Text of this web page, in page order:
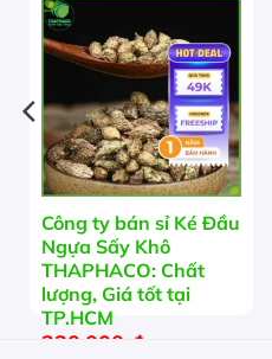
Công ty bán sỉ Ké Đầu
Ngựa Sấy Khô
THAPHACO: Chất
lượng, Giá tốt tại
TP.HCM
230.000 ₫